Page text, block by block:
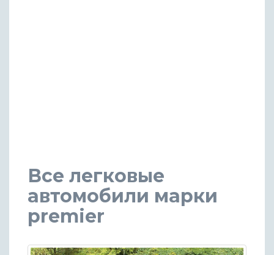
Все легковые
автомобили марки
premier